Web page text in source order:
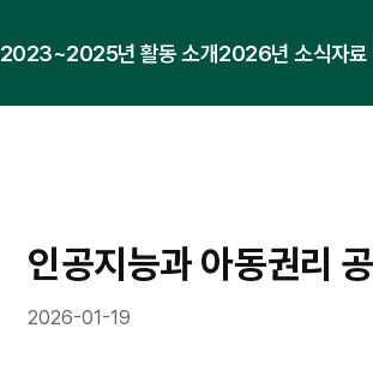
2023~2025년 활동 소개2026년 소식자료
인공지능과 아동권리
2026-01-19